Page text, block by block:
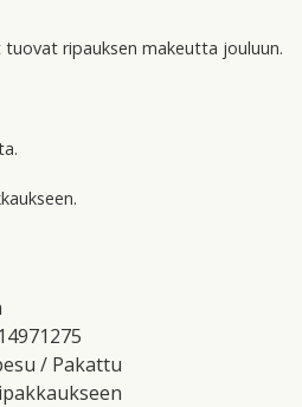
ripauksen makeutta jouluun.
/ Pakattu